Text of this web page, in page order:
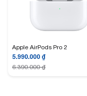
Apple AirPods Pro 2
5.990.000 ₫
6.390.000₫